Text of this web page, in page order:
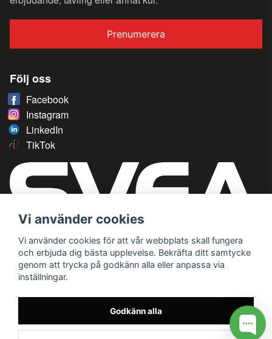
Prenumerera
Följ oss
Facebook
Instagram
LinkedIn
TikTok
Vi använder cookies
Vi använder cookies för att vår webbplats skall fungera
och erbjuda dig bästa upplevelse. Bekräfta ditt samtycke
genom att trycka på godkänn alla eller anpassa via
inställningar.
Godkänn alla